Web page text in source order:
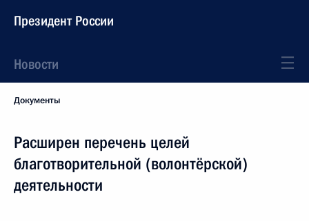
Президент России
Новости
Документы
Расширен перечень целей
благотворительной (волонтёрской)
деятельности